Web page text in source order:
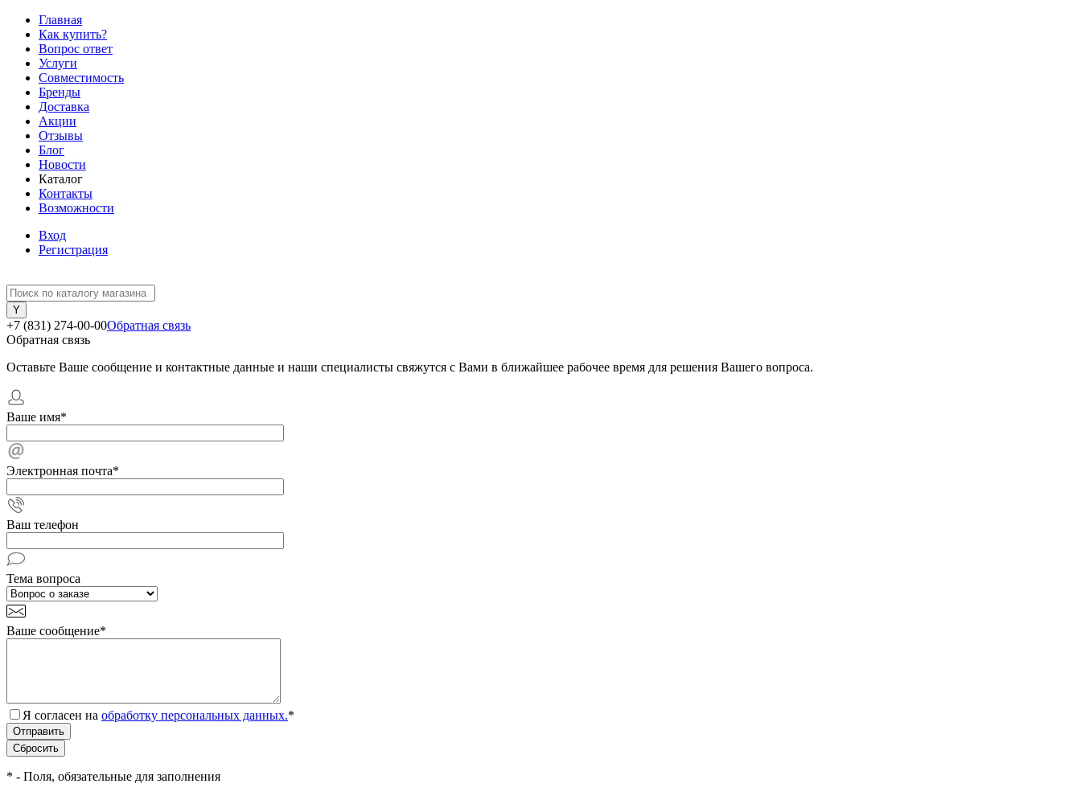
Главная
Как купить?
Вопрос ответ
Услуги
Совместимость
Бренды
Доставка
Акции
Отзывы
Блог
Новости
Каталог
Контакты
Возможности
Вход
Регистрация
+7 (831) 274-00-00Обратная связь
Обратная связь
Оставьте Ваше сообщение и контактные данные и наши специалисты свяжутся с Вами в ближайшее рабочее время для решения Вашего вопроса.
Ваше имя*
Электронная почта*
Ваш телефон
Тема вопроса
Ваше сообщение*
Я согласен на обработку персональных данных.*
* - Поля, обязательные для заполнения